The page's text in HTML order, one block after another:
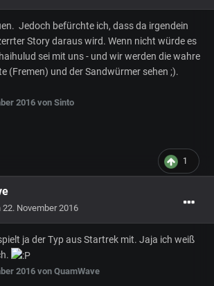
Jedoch befürchte ich, dass da irgendein
Story daraus wird. Wenn nicht würde es
sei mit uns - und wir werden die wahre
(Fremen) und der Sandwürmer sehen ;).
2016 von Sinto
1
22. November 2016
ja der Typ aus Startrek mit. Jaja ich weiß
2016 von QuamWave